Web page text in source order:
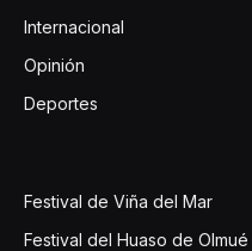
Internacional
Opinión
Deportes
Festival de Viña del Mar
Festival del Huaso de Olmué